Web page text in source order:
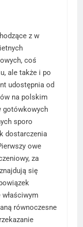
z w
coś
ale także i po
udostępnia od
na polskim
gotówkowych
sporo
dostarczenia
owe
za
się
właściwym
równoczesne